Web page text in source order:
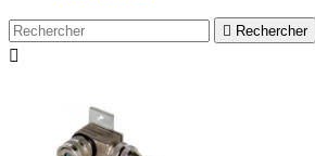
 Rechercher
